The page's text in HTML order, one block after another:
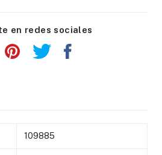
en redes sociales
109885